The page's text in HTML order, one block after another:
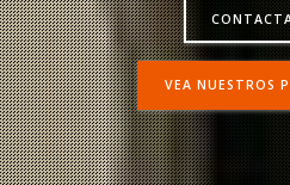
VEA NUESTROS